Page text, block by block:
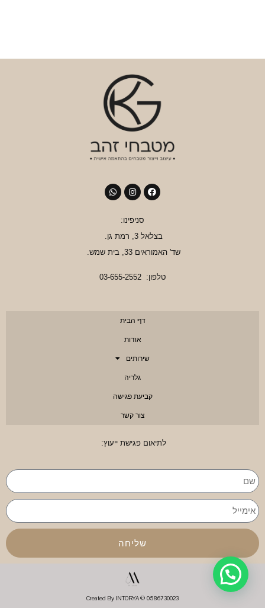
סניפינו:
בצלאל 3, רמת גן.
שד' האמוראים 33, בית שמש.
טלפון: 03-655-2552
דף הבית
אודות
שירותים
גלריה
קביעת פגישה
צור קשר
לתיאום פגישת ייעוץ:
שליחה
0586730023 © Created By INTORYA